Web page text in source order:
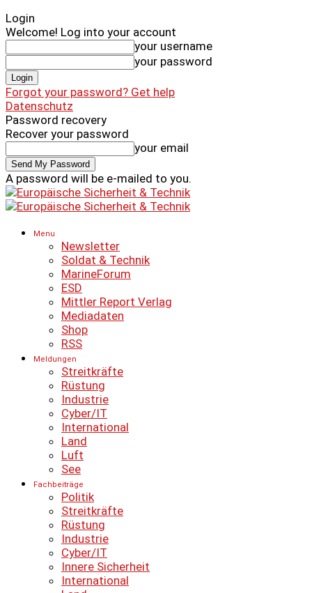
Login
Welcome! Log into your account
your username
your password
Forgot your password? Get help
Datenschutz
Password recovery
Recover your password
your email
A password will be e-mailed to you.
Menu
Newsletter
Soldat & Technik
MarineForum
ESD
Mittler Report Verlag
Mediadaten
Shop
RSS
Meldungen
Streitkräfte
Rüstung
Industrie
Cyber/IT
International
Land
Luft
See
Fachbeiträge
Politik
Streitkräfte
Rüstung
Industrie
Cyber/IT
Innere Sicherheit
International